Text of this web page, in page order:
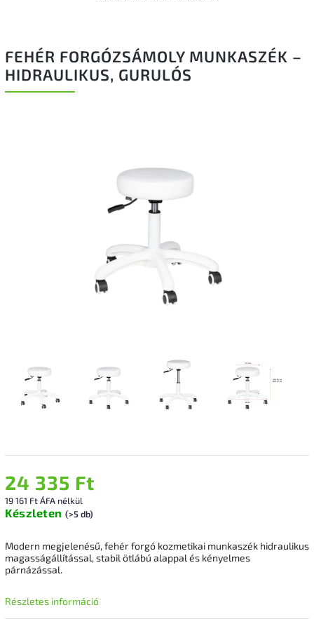
FEHÉR FORGÓZSÁMOLY MUNKASZÉK –
HIDRAULIKUS, GURULÓS
24 335 Ft
19 161 Ft ÁFA nélkül
Készleten (>5 db)
Modern megjelenésű, fehér forgó kozmetikai munkaszék hidraulikus
magasságállítással, stabil ötlábú alappal és kényelmes
párnázással.
Részletes információ